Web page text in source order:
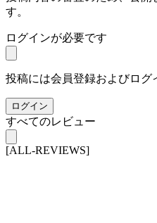
す。
ログインが必要です
投稿には会員登録およびログ
ログイン
すべてのレビュー
[ALL-REVIEWS]